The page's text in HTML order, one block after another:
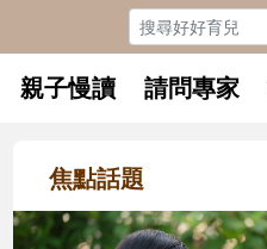
親子慢讀 請問專家
焦點話題